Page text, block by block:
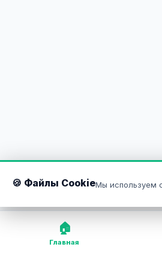
🏠
Главная
🍪 Файлы CookieМы используем